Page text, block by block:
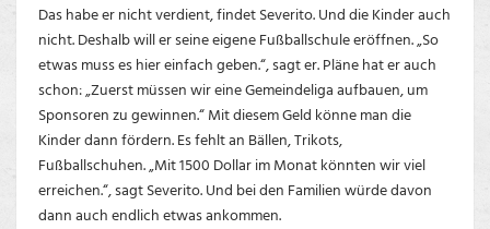
Das habe er nicht verdient, findet Severito. Und die Kinder auch
nicht. Deshalb will er seine eigene Fußballschule eröffnen. „So
etwas muss es hier einfach geben.“, sagt er. Pläne hat er auch
schon: „Zuerst müssen wir eine Gemeindeliga aufbauen, um
Sponsoren zu gewinnen.“ Mit diesem Geld könne man die
Kinder dann fördern. Es fehlt an Bällen, Trikots,
Fußballschuhen. „Mit 1500 Dollar im Monat könnten wir viel
erreichen.“, sagt Severito. Und bei den Familien würde davon
dann auch endlich etwas ankommen.